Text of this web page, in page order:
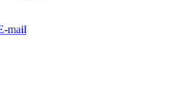
mail